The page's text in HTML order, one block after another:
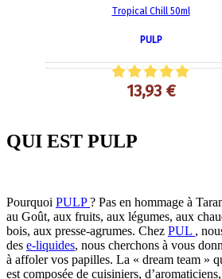
Tropical Chill 50ml
PULP
13,93 €
QUI EST PULP
Pourquoi PULP? Pas en hommage à
au Goût, aux fruits, aux légumes, aux
bois, aux presse-agrumes. Chez PUL ,
des e-liquides, nous cherchons à vous
à affoler vos papilles. La « dream team »
est composée de cuisiniers,